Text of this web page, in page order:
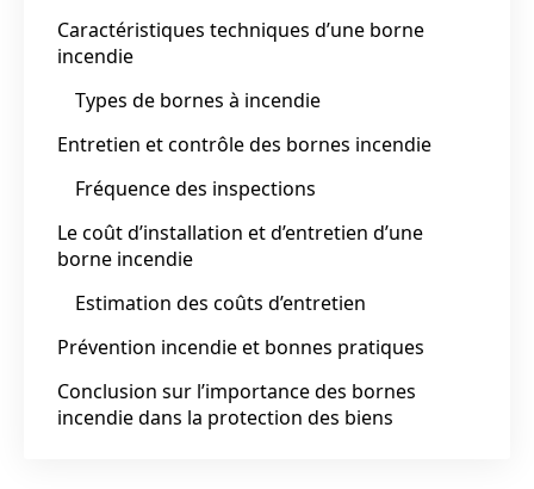
Caractéristiques techniques d’une borne
incendie
Types de bornes à incendie
Entretien et contrôle des bornes incendie
Fréquence des inspections
Le coût d’installation et d’entretien d’une
borne incendie
Estimation des coûts d’entretien
Prévention incendie et bonnes pratiques
Conclusion sur l’importance des bornes
incendie dans la protection des biens